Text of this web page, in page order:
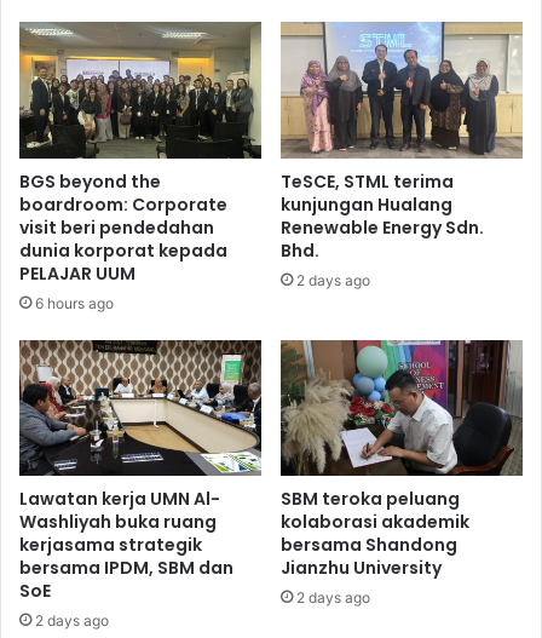
BGS beyond the
boardroom: Corporate
visit beri pendedahan
dunia korporat kepada
PELAJAR UUM
6 hours ago
TeSCE, STML terima
kunjungan Hualang
Renewable Energy Sdn.
Bhd.
2 days ago
Lawatan kerja UMN Al-
Washliyah buka ruang
kerjasama strategik
bersama IPDM, SBM dan
SoE
2 days ago
SBM teroka peluang
kolaborasi akademik
bersama Shandong
Jianzhu University
2 days ago